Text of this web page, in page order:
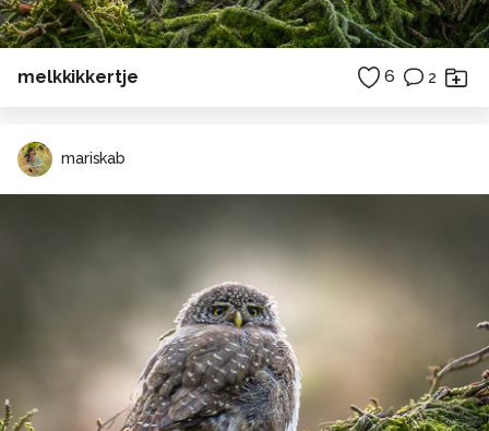
melkkikkertje 6 2
mariskab